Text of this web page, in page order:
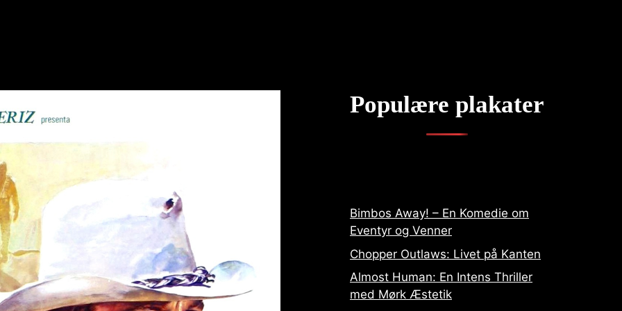
Populære plakater
Bimbos Away! – En Komedie om
Eventyr og Venner
Chopper Outlaws: Livet på Kanten
Almost Human: En Intens Thriller
med Mørk Æstetik